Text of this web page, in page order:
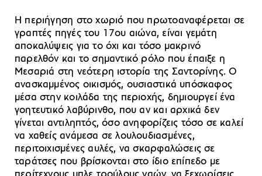
Η περιήγηση στο χωριό που πρωτοαναφέρεται σε
γραπτές πηγές του 17ου αιώνα, είναι γεμάτη
αποκαλύψεις για το όχι και τόσο μακρινό
παρελθόν και το σημαντικό ρόλο που έπαιξε η
Μεσαριά στη νεότερη ιστορία της Σαντορίνης. Ο
ανασκαμμένος οικισμός, ουσιαστικά υπόσκαφος
μέσα στην κοιλάδα της περιοχής, δημιουργεί ένα
γοητευτικό λαβύρινθο, που αν και αρχικά δεν
γίνεται αντιληπτός, όσο ανηφορίζεις τόσο σε καλεί
να χαθείς ανάμεσα σε λουλουδιασμένες,
περιτοιχισμένες αυλές, να σκαρφαλώσεις σε
ταράτσες που βρίσκονται στο ίδιο επίπεδο με